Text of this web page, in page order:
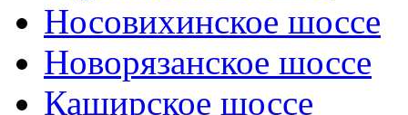
Носовихинское шоссе
Новорязанское шоссе
Каширское шоссе